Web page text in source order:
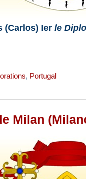
(Carlos) Ierle
, Portugal
Milan